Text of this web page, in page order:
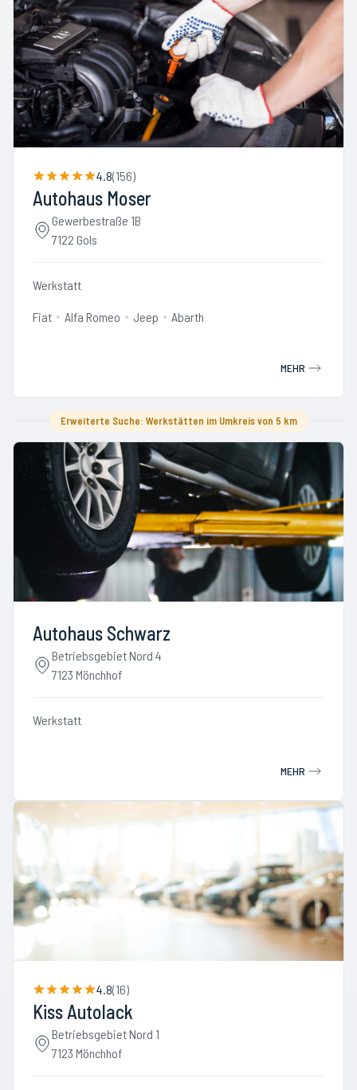
4.8(156)
Autohaus Moser
Gewerbestraße 1B
7122 Gols
Werkstatt
Fiat Alfa Romeo Jeep Abarth
MEHR
Erweiterte Suche: Werkstätten im Umkreis von 5 km
Autohaus Schwarz
Betriebsgebiet Nord 4
7123 Mönchhof
Werkstatt
MEHR
4.8(16)
Kiss Autolack
Betriebsgebiet Nord 1
7123 Mönchhof